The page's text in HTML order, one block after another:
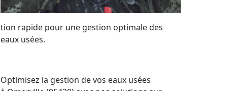
tion rapide pour une gestion optimale des
eaux usées.
Optimisez la gestion de vos eaux usées
à Omerville (95420) avec nos solutions sur